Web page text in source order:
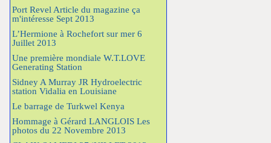
Port Revel Article du magazine ça
m'intéresse Sept 2013
L’Hermione à Rochefort sur mer 6
Juillet 2013
Une première mondiale W.T.LOVE
Generating Station
Sidney A Murray JR Hydroelectric
station Vidalia en Louisiane
Le barrage de Turkwel Kenya
Hommage à Gérard LANGLOIS Les
photos du 22 Novembre 2013